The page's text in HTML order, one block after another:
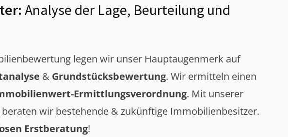
Analyse der Lage, Beurteilung und
legen wir unser Hauptaugenmerk auf
& Grundstücksbewertung. Wir ermitteln einen
Ermittlungsverordnung. Mit unserer
beraten wir bestehende & zukünftige Immobilienbesitzer.
Erstberatung!